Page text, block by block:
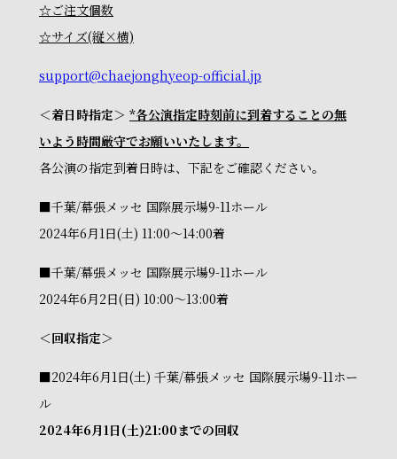
☆ご注文個数
☆サイズ(縦×横)
support@chaejonghyeop-official.jp
＜着日時指定＞ *各公演指定時刻前に到着することの無
いよう時間厳守でお願いいたします。
各公演の指定到着日時は、下記をご確認ください。
■千葉/幕張メッセ 国際展示場9-11ホール
2024年6月1日(土) 11:00～14:00着
■千葉/幕張メッセ 国際展示場9-11ホール
2024年6月2日(日) 10:00～13:00着
＜回収指定＞
■2024年6月1日(土) 千葉/幕張メッセ 国際展示場9-11ホー
ル
2024年6月1日(土)21:00までの回収